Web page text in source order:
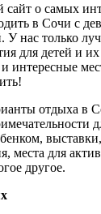
о самых
в Сочи с
нас только
для детей и
интересные
отдыха в
места для
другое.